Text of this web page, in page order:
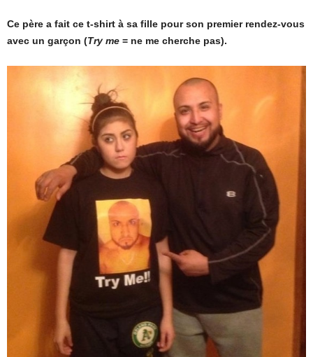
Ce père a fait ce t-shirt à sa fille pour son premier rendez-vous
avec un garçon (Try me = ne me cherche pas).